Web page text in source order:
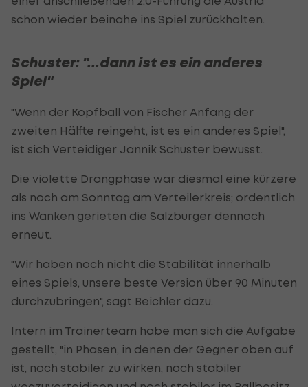
schon wieder beinahe ins Spiel zurückholten.
Schuster: "...dann ist es ein anderes
Spiel"
"Wenn der Kopfball von Fischer Anfang der
zweiten Hälfte reingeht, ist es ein anderes Spiel",
ist sich Verteidiger Jannik Schuster bewusst.
Die violette Drangphase war diesmal eine kürzere
als noch am Sonntag am Verteilerkreis; ordentlich
ins Wanken gerieten die Salzburger dennoch
erneut.
"Wir haben noch nicht die Stabilität innerhalb
eines Spiels, unsere beste Version über 90 Minuten
durchzubringen", sagt Beichler dazu.
Intern im Trainerteam habe man sich die Aufgabe
gestellt, "in Phasen, in denen der Gegner oben auf
ist, noch stabiler zu wirken, noch stabiler